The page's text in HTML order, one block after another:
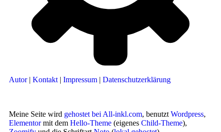
Autor| Kontakt | Impressum | Datenschutzerklärung
Meine Seite wird gehostet bei All-inkl.com, benutzt Wordpress,
Elementormit dem Hello-Theme (eigenes Child-Theme),